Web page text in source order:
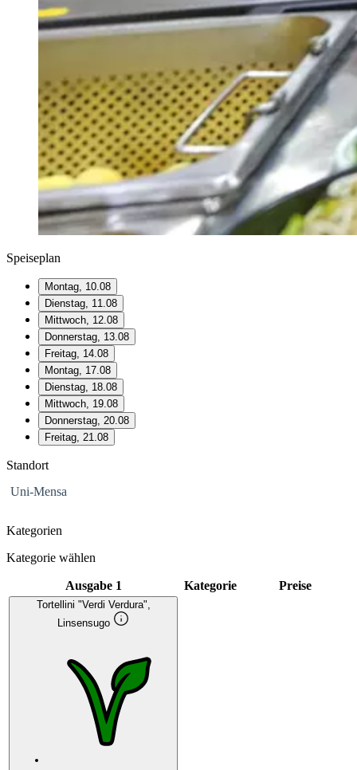
Speiseplan
Montag, 10.08
Dienstag, 11.08
Mittwoch, 12.08
Donnerstag, 13.08
Freitag, 14.08
Montag, 17.08
Dienstag, 18.08
Mittwoch, 19.08
Donnerstag, 20.08
Freitag, 21.08
Standort
Uni-Mensa
Kategorien
Kategorie wählen
Ausgabe 1 Kategorie Preise
Tortellini "Verdi Verdura",
Linsensugo